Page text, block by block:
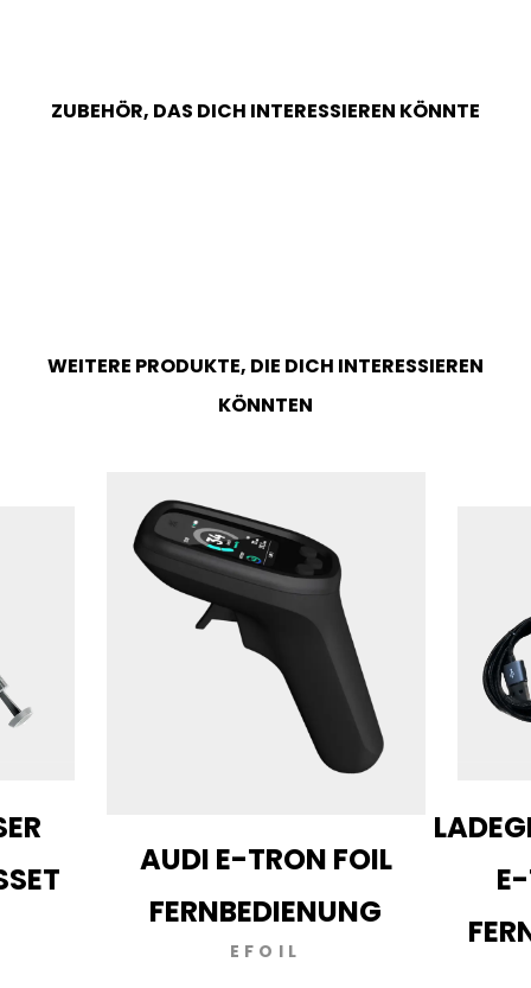
ZUBEHÖR, DAS DICH INTERESSIEREN KÖNNTE
WEITERE PRODUKTE, DIE DICH INTERESSIEREN
KÖNNTEN
AUDI E-TRON FOIL
FERNBEDIENUNG
EFOIL